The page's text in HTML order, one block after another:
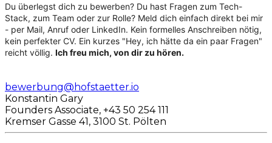
Du überlegst dich zu bewerben? Du hast Fragen zum Tech-
Stack, zum Team oder zur Rolle? Meld dich einfach direkt bei mir
- per Mail, Anruf oder LinkedIn. Kein formelles Anschreiben nötig,
kein perfekter CV. Ein kurzes "Hey, ich hätte da ein paar Fragen"
reicht völlig. Ich freu mich, von dir zu hören.
bewerbung@hofstaetter.io
Konstantin Gary
Founders Associate, +43 50 254 111
Kremser Gasse 41, 3100 St. Pölten